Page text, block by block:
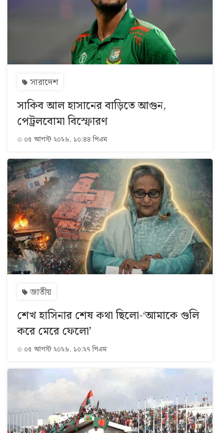
সারাদেশ
সাকিব আল হাসানের বাড়িতে আগুন,
পেট্রলবোমা বিস্ফোরণ
০৫ আগস্ট ২০২৬, ১০:৪৪ পিএম
জাতীয়
শেখ হাসিনার শেষ কথা ছিলো-‘আমাকে গুলি
করে মেরে ফেলো’
০৫ আগস্ট ২০২৬, ১০:২৭ পিএম